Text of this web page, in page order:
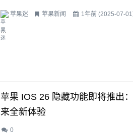
苹果迷 苹果新闻 1年前 (2025-07-
...
苹果 IOS 26 隐藏功能即将推出
来全新体验
0